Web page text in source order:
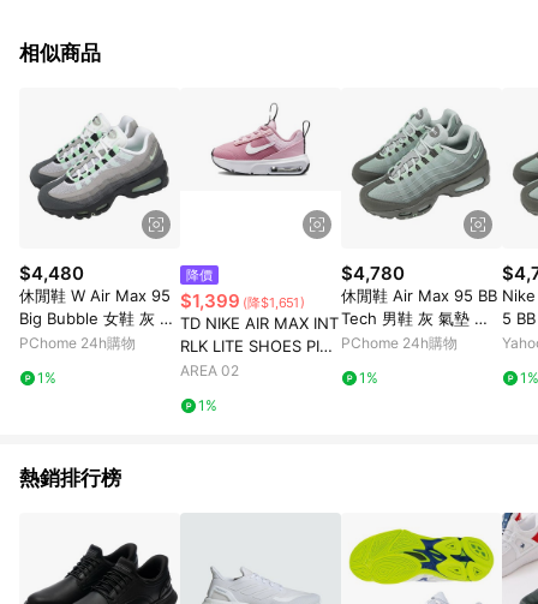
品、票券、訂閱方案、PChome儲值商品、企業專區/企業採購、
值點數、點數/禮物卡 [2025/2/16起適用] - 票券全品項
[2026/6/2起適用] 《5》回饋點數的計算將會排除【訂單活動折
扣 (含折價券折扣)】、【P幣扣抵】、【現金積點扣抵】及【訂單
運費】等金額。 《6》符合LINE POINTS回饋資格之訂單將於商
家訂單頁面標示「LINE回饋」，若無此標示則 不符合回饋LINE
POINTS點數資格亦不得使用點數紅包 。 《7》LINE購物設有
「單一商品最高回饋點數」機制 (特殊活動時開放「回饋無上
限」)，以同一訂單中同一商品不論件數計算，並依訂單成立時間
當下LINE購物所設定的回饋機制為準。 《8》LINE購物為購物資
訊整合性平台，商品資料更新會有時間差，如顯示之商品規格、
顏色、價位、贈品與PChome 24h購物銷售網頁不符，以銷售網
頁標示為準！
相似商品
$4,480
休閒鞋 W Air Max 95
Big Bubble 女鞋 灰 復
古 氣墊 HJ5996-005
PChome 24h購物
1%
降價
$1,399 (降$1,651)
TD NIKE AIR MAX INT
RLK LITE SHOES PINK
FOAM
AREA 02
1%
$4,780
休閒鞋 Air Max 95 BB
Tech 男鞋 灰 氣墊 復
古 運動鞋 IH7853-200
PChome 24h購物
1%
5
墊
1%
熱銷排行榜